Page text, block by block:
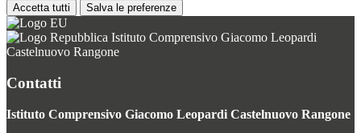
Accetta tutti Salva le preferenze
Istituto Comprensivo Giacomo Leopardi
Castelnuovo Rangone
Contatti
Istituto Comprensivo Giacomo Leopardi Castelnuovo Rangone